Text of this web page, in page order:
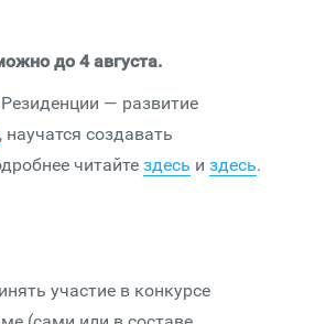
до 4 августа.
— развитие
, научатся создавать
читайте здесь и здесь.
участие в конкурсе